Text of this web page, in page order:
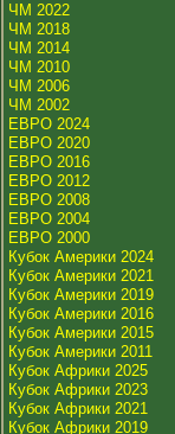
ЧМ 2022
ЧМ 2018
ЧМ 2014
ЧМ 2010
ЧМ 2006
ЧМ 2002
ЕВРО 2024
ЕВРО 2020
ЕВРО 2016
ЕВРО 2012
ЕВРО 2008
ЕВРО 2004
ЕВРО 2000
Кубок Америки 2024
Кубок Америки 2021
Кубок Америки 2019
Кубок Америки 2016
Кубок Америки 2015
Кубок Америки 2011
Кубок Африки 2025
Кубок Африки 2023
Кубок Африки 2021
Кубок Африки 2019